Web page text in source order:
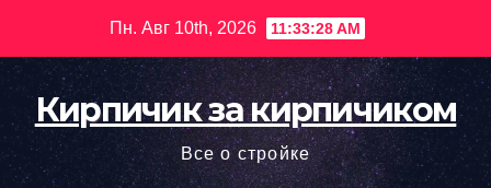
содержимому
Пн. Авг 10th, 2026 11:33:29 AM
Кирпичик за кирпичиком
Все о стройке